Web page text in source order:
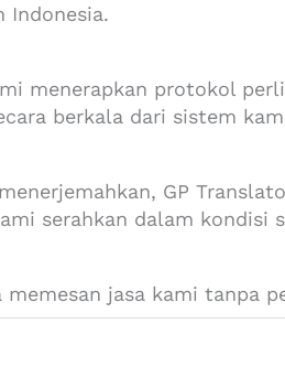
Indonesia.
menerapkan protokol
berkala dari sistem
GP
serahkan dalam kondisi
jasa kami tanpa